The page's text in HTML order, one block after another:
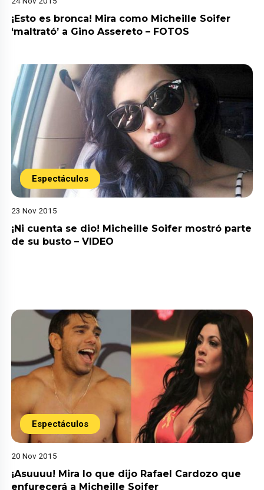
¡Esto es bronca! Mira como Micheille Soifer
‘maltrató’ a Gino Assereto – FOTOS
Espectáculos
23 Nov 2015
¡Ni cuenta se dio! Micheille Soifer mostró parte
de su busto – VIDEO
Espectáculos
20 Nov 2015
¡Asuuuu! Mira lo que dijo Rafael Cardozo que
enfurecerá a Micheille Soifer